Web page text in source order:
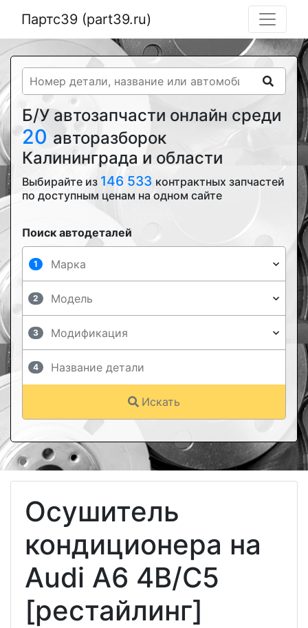
Партс39 (part39.ru)
Б/У автозапчасти онлайн среди
20 авторазборок
Калининграда и области
Выбирайте из 146 533 контрактных запчастей
по доступным ценам на одном сайте
Поиск автодеталей
1
2
3
4
Искать
Осушитель
кондиционера на
Audi A6 4B/C5
[рестайлинг]